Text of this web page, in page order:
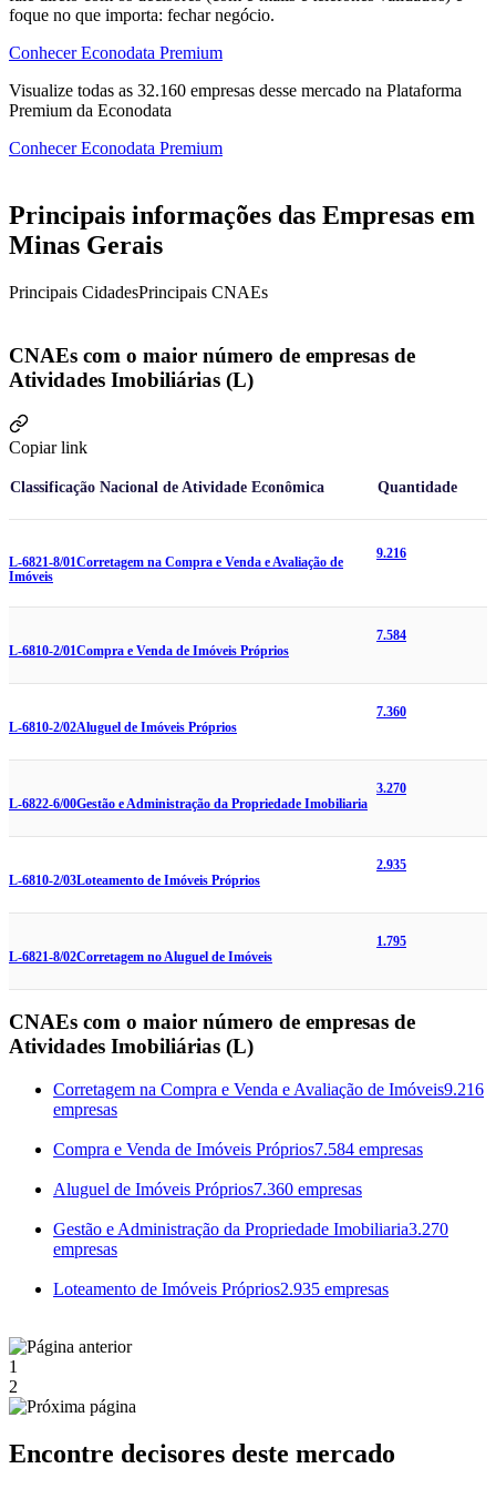
foque no que importa: fechar negócio.
Conhecer Econodata Premium
Visualize todas as 32.160 empresas desse mercado na Plataforma
Premium da Econodata
Conhecer Econodata Premium
Principais informações das Empresas em
Minas Gerais
Principais CidadesPrincipais CNAEs
CNAEs com o maior número de empresas de
Atividades Imobiliárias (L)
Copiar link
Classificação Nacional de Atividade Econômica Quantidade
L-6821-8/01Corretagem na Compra e Venda e Avaliação de
Imóveis
9.216
L-6810-2/01Compra e Venda de Imóveis Próprios
7.584
L-6810-2/02Aluguel de Imóveis Próprios
7.360
L-6822-6/00Gestão e Administração da Propriedade Imobiliaria
3.270
L-6810-2/03Loteamento de Imóveis Próprios
2.935
L-6821-8/02Corretagem no Aluguel de Imóveis
1.795
CNAEs com o maior número de empresas de
Atividades Imobiliárias (L)
Corretagem na Compra e Venda e Avaliação de Imóveis9.216
empresas
Compra e Venda de Imóveis Próprios7.584 empresas
Aluguel de Imóveis Próprios7.360 empresas
Gestão e Administração da Propriedade Imobiliaria3.270
empresas
Loteamento de Imóveis Próprios2.935 empresas
1
2
Encontre decisores deste mercado